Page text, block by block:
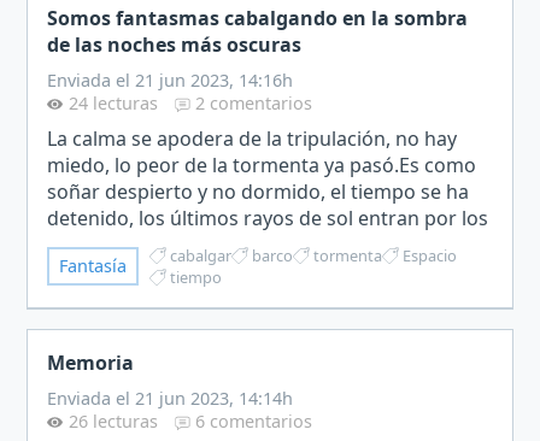
Somos fantasmas cabalgando en la sombra
de las noches más oscuras
Enviada el 21 jun 2023, 14:16h
24 lecturas
2 comentarios
La calma se apodera de la tripulación, no hay
miedo, lo peor de la tormenta ya pasó.Es como
soñar despierto y no dormido, el tiempo se ha
detenido, los últimos rayos de sol entran por los
"ojos de buey", iluminando mi camarote como
un candil…
Fantasía cabalgar barco tormenta
Espacio
tiempo
Memoria
Enviada el 21 jun 2023, 14:14h
26 lecturas
6 comentarios